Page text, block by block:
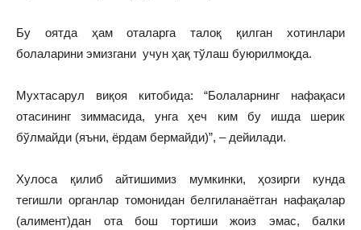
Бу оятда ҳам оталарга талоқ қилган хотинлари
болаларини эмизгани учун ҳақ тўлаш буюрилмоқда.
Мухтасарул виқоя китобида: “Болаларнинг нафақаси
отасининг зиммасида, унга ҳеч ким бу ишда шерик
бўлмайди (яъни, ёрдам бермайди)”, – дейилади.
Хулоса қилиб айтишимиз мумкинки, ҳозирги кунда
тегишли органлар томонидан белгиланаётган нафақалар
(алимент)дан ота бош тортиши жоиз эмас, балки